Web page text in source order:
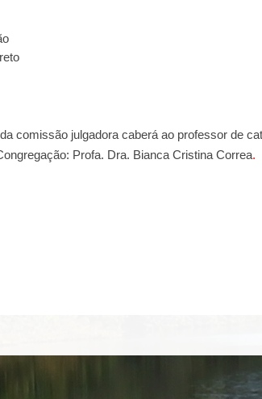
comissão julgadora caberá ao professor de
Profa. Dra. Bianca Cristina Correa.